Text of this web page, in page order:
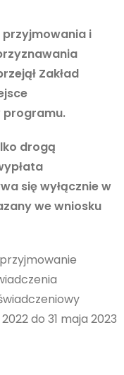
przyjmowania i
Zakład
drogą
się wyłącznie w
we wniosku
do 31 maja 2023